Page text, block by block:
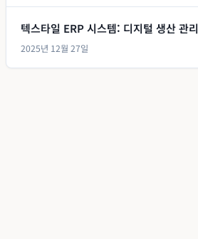
텍스타일 ERP 시스템: 디지털 생산 관리
2025년 12월 27일